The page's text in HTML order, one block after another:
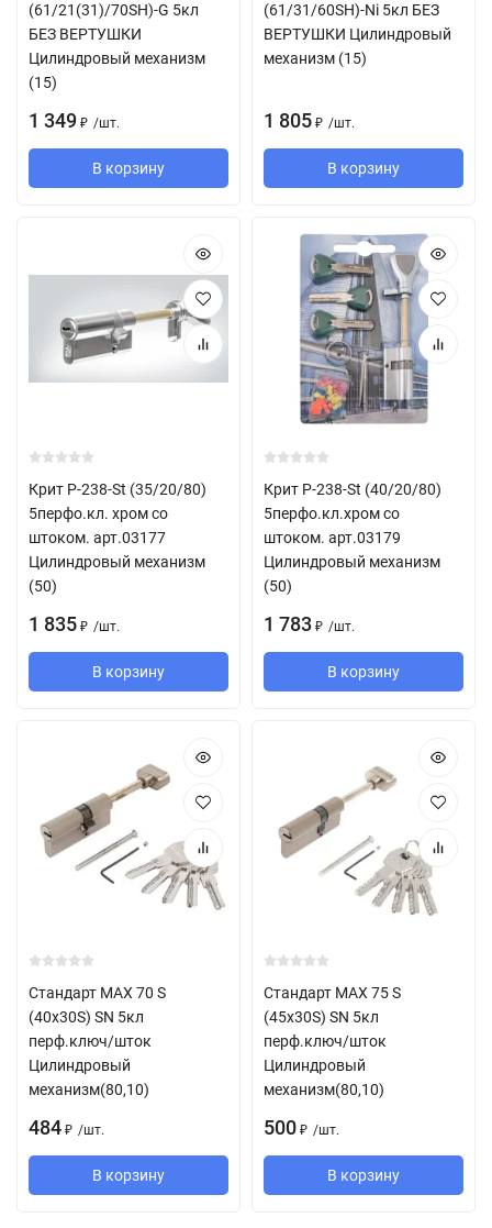
(61/21(31)/70SH)-G 5кл
БЕЗ ВЕРТУШКИ
Цилиндровый механизм
(15)
1 349 ₽ /шт.
В корзину
(61/31/60SH)-Ni 5кл БЕЗ
ВЕРТУШКИ Цилиндровый
механизм (15)
1 805 ₽ /шт.
В корзину
Крит P-238-St (35/20/80)
5перфо.кл. хром со
штоком. арт.03177
Цилиндровый механизм
(50)
1 835 ₽ /шт.
В корзину
Крит P-238-St (40/20/80)
5перфо.кл.хром со
штоком. арт.03179
Цилиндровый механизм
(50)
1 783 ₽ /шт.
В корзину
Стандарт MAX 70 S
(40x30S) SN 5кл
перф.ключ/шток
Цилиндровый
механизм(80,10)
484 ₽ /шт.
В корзину
Стандарт MAX 75 S
(45x30S) SN 5кл
перф.ключ/шток
Цилиндровый
механизм(80,10)
500 ₽ /шт.
В корзину